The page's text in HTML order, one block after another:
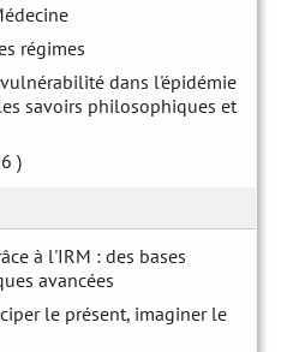
régimes
dans l'épidémie
savoirs philosophiques et
)
à l'IRM : des bases
avancées
le présent, imaginer le